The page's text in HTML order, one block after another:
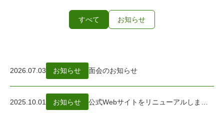
すべて お知らせ
2026.07.03 お知らせ 面会のお知らせ
2025.10.01 お知らせ